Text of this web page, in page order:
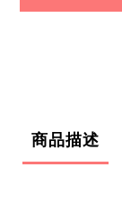
商品描述